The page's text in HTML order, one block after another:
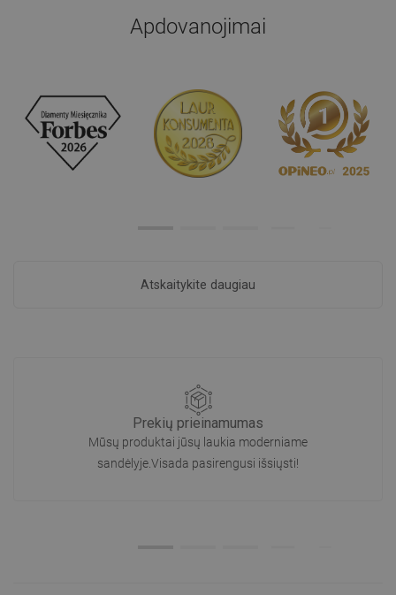
Apdovanojimai
Atskaitykite daugiau
Prekių prieinamumas
Mūsų produktai jūsų laukia moderniame
sandėlyje.Visada pasirengusi išsiųsti!